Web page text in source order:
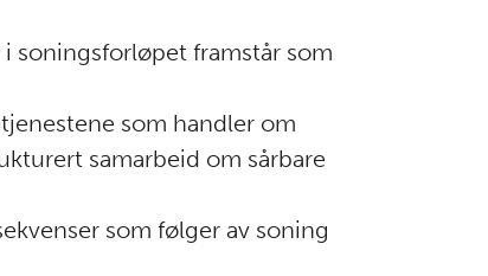
soningsforløpet framstår som
som handler om
samarbeid om sårbare
som følger av soning